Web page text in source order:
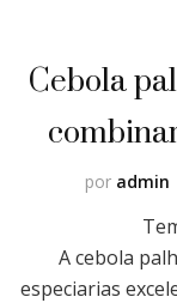
Cebola
por admin
A cebola
especiarias